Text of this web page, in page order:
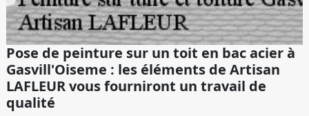
Pose de peinture sur un toit en bac acier à
Gasvill'Oiseme : les éléments de Artisan
LAFLEUR vous fourniront un travail de
qualité